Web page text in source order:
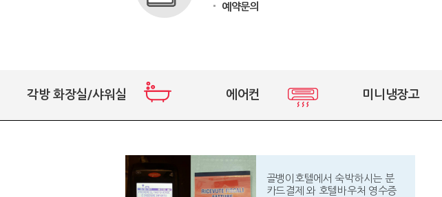
예약문의
각방 화장실/샤워실 에어컨 미니냉장고
골뱅이호텔에서 숙박하시는 분
카드결제 와 호텔바우처 영수증